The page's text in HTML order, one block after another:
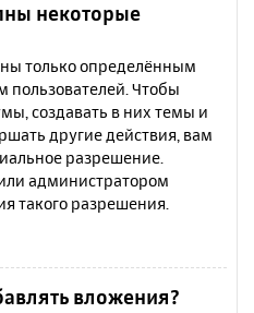
некоторые
только определённым
пользователей. Чтобы
создавать в них темы и
другие действия, вам
разрешение.
администратором
такого разрешения.
вложения?